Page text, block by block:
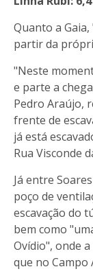
Quanto a
partir da
"Neste
e parte a
Pedro Araújo,
frente de
já está
Rua Visconde
Já entre
poço de
escavação do
bem como
Ovídio", onde
que no Campo